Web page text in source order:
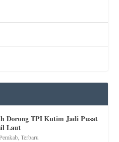
Dorong TPI Kutim Jadi Pusat
Laut
,Terbaru